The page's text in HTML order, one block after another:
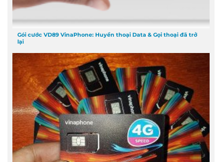
Gói cước VD89 VinaPhone: Huyền thoại Data & Gọi thoại đã trở
lại